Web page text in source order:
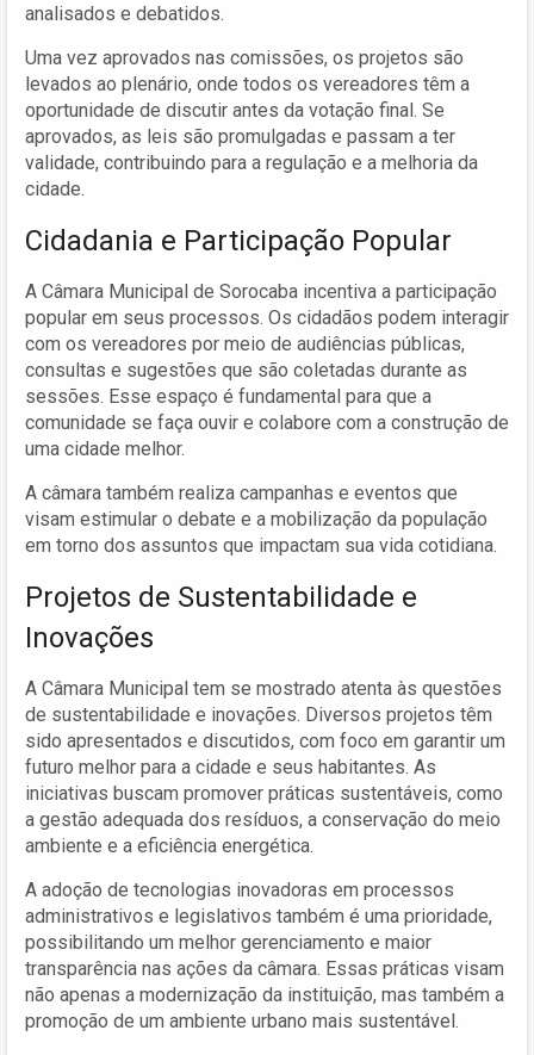
analisados e debatidos.
Uma vez aprovados nas comissões, os projetos são
levados ao plenário, onde todos os vereadores têm a
oportunidade de discutir antes da votação final. Se
aprovados, as leis são promulgadas e passam a ter
validade, contribuindo para a regulação e a melhoria da
cidade.
Cidadania e Participação Popular
A Câmara Municipal de Sorocaba incentiva a participação
popular em seus processos. Os cidadãos podem interagir
com os vereadores por meio de audiências públicas,
consultas e sugestões que são coletadas durante as
sessões. Esse espaço é fundamental para que a
comunidade se faça ouvir e colabore com a construção de
uma cidade melhor.
A câmara também realiza campanhas e eventos que
visam estimular o debate e a mobilização da população
em torno dos assuntos que impactam sua vida cotidiana.
Projetos de Sustentabilidade e
Inovações
A Câmara Municipal tem se mostrado atenta às questões
de sustentabilidade e inovações. Diversos projetos têm
sido apresentados e discutidos, com foco em garantir um
futuro melhor para a cidade e seus habitantes. As
iniciativas buscam promover práticas sustentáveis, como
a gestão adequada dos resíduos, a conservação do meio
ambiente e a eficiência energética.
A adoção de tecnologias inovadoras em processos
administrativos e legislativos também é uma prioridade,
possibilitando um melhor gerenciamento e maior
transparência nas ações da câmara. Essas práticas visam
não apenas a modernização da instituição, mas também a
promoção de um ambiente urbano mais sustentável.